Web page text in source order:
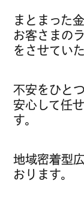
まとまった
お客さまの
をさせてい
不安をひと
安心して任
す。
地域密着型
おります。